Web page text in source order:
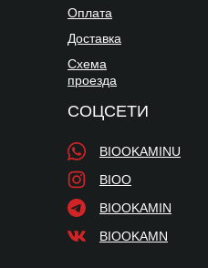
Оплата
Доставка
Схема
проезда
СОЦСЕТИ
BIOO
BIOOKAMINU
BIOOKAMIN
BIOOKAMN